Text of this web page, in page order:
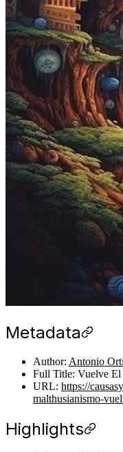
Metadata
Author: Antonio
Full Title: Vuelve El
URL: https://
malthusianismo-
Highlights